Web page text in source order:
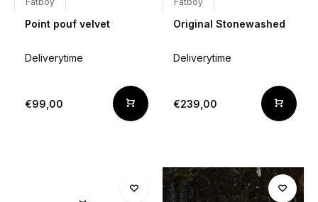
Point pouf velvet
Deliverytime
€99,00
Original Stonewashed
Deliverytime
€239,00